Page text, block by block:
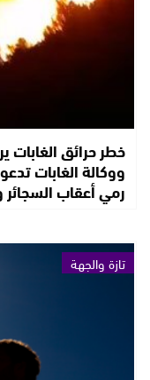
خطر حرائق
ووكالة الغابات
رمي أعقاب السجائر
تازة والجهة